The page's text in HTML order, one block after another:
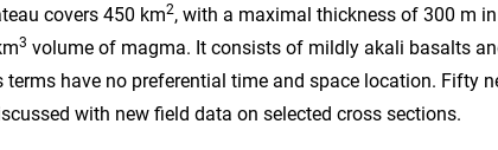
covers 450 km2, with a maximal thickness of 300 m
3 volume of magma. It consists of mildly akali basalts
terms have no preferential time and space location. Fifty
with new field data on selected cross sections.